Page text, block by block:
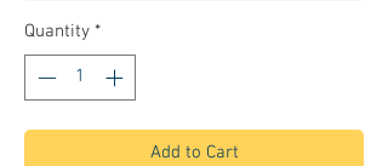
Quantity *
Add to Cart